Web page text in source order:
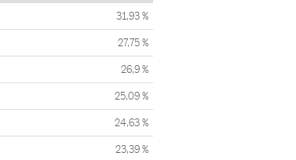
31,93 %
27,75 %
26,9 %
25,09 %
24,63 %
23,39 %